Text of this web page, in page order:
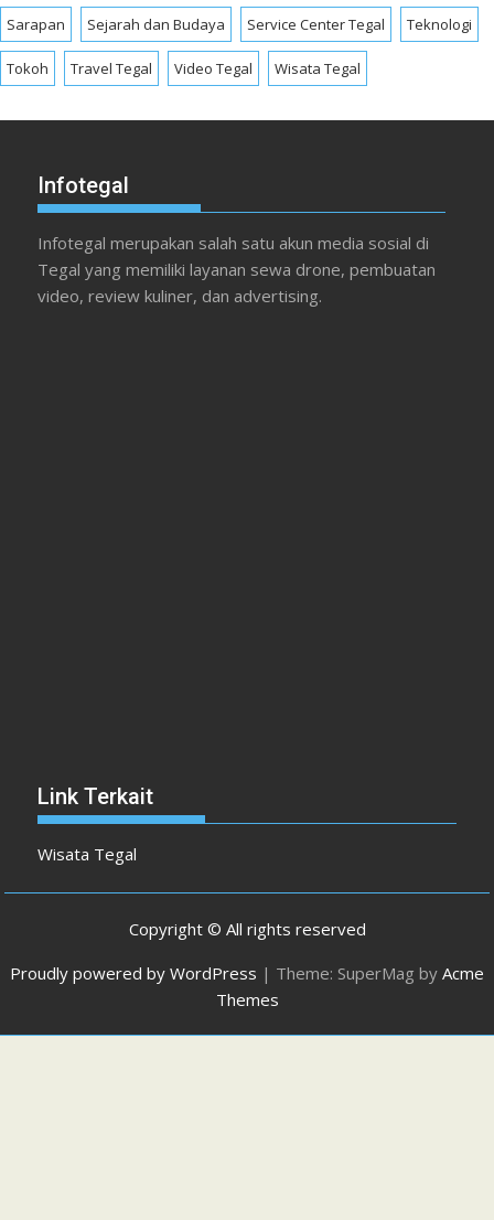
Sarapan Sejarah dan Budaya Service Center Tegal Teknologi
Tokoh Travel Tegal Video Tegal Wisata Tegal
Infotegal
Infotegal merupakan salah satu akun media sosial di
Tegal yang memiliki layanan sewa drone, pembuatan
video, review kuliner, dan advertising.
Link Terkait
Wisata Tegal
Copyright © All rights reserved
Proudly powered by WordPress | Theme: SuperMag by Acme
Themes